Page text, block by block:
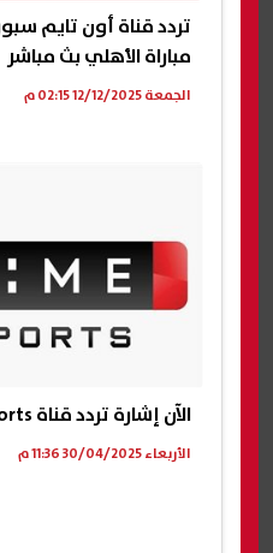
تردد قناة أون تايم
مباراة الأهلي بث مباشر
الجمعة 12/12/2025 02:15 م
الآن إشارة تردد قناة on time sports نايل سات
الأربعاء 30/04/2025 11:36 م